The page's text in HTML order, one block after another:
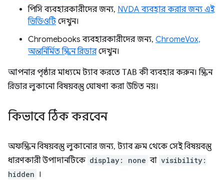
পিসি ব্যবহারকারীদের জন্য, NVDA ব্যবহার করার জন্য এই
ভিডিওটিদেখুন।
Chromebooks ব্যবহারকারীদের জন্য, ChromeVox,
অন্তর্নির্মিত স্ক্রিন রিডারদেখুন।
আপনার পৃষ্ঠার মাধ্যমে ট্যাব করতে TAB কী ব্যবহার করুন। স্ক্রিন
রিডার লুকানো বিষয়বস্তু ঘোষণা করা উচিত নয়।
কিভাবে ঠিক করবেন
অফস্ক্রিন বিষয়বস্তু লুকানোর জন্য, ট্যাব ক্রম থেকে সেই বিষয়বস্তু
ধারণকারী উপাদানটিকে display: none বা visibility:
hidden ।